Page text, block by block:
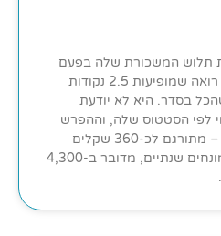
את תלוש המשכורת שלה בפעם
הראשונה אחרי שנים. היא רואה שמופיעות 2.5 נקודות
בסדר. היא לא יודעת
זיכוי לפי הסטטוס שלה, וההפרש
הזה – 1.5 נקודות לחודש – מתורגם לכ-360 שקלים
בחודש שהיא מפסידה. במונחים שנתיים, מדובר ב-4,300